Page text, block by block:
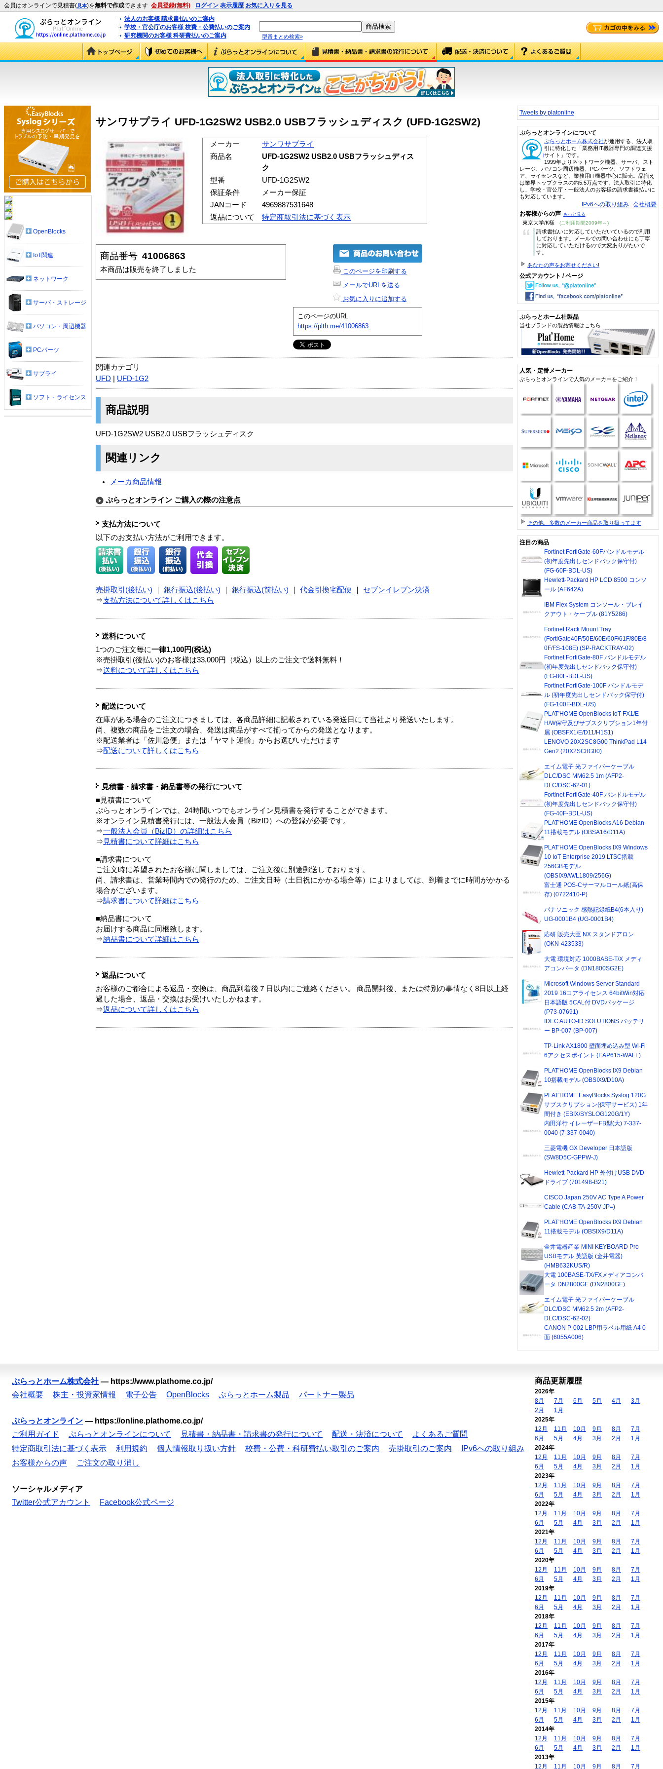
会員はオンラインで見積書(見本)を無料で作成できます 会員登録(無料) ログイン 表示履歴 お気に入りを見る
法人のお客様 請求書払いのご案内
学校・官公庁のお客様 校費・公費払いのご案内
研究機関のお客様 科研費払いのご案内
型番まとめ検索»
サンワサプライ UFD-1G2SW2 USB2.0 USBフラッシュディスク (UFD-1G2SW2)
メーカー
サンワサプライ
商品名
UFD-1G2SW2 USB2.0 USBフラッシュディス
ク
型番
UFD-1G2SW2
保証条件
メーカー保証
JANコード
4969887531648
返品について
特定商取引法に基づく表示
商品番号 41006863
本商品は販売を終了しました
このページを印刷する
メールでURLを送る
お気に入りに追加する
このページのURL
https://plth.me/41006863
関連カテゴリ
UFD
UFD-1G2
商品説明
UFD-1G2SW2 USB2.0 USBフラッシュディスク
関連リンク
メーカ商品情報
ぷらっとオンライン ご購入の際の注意点
支払方法について
以下のお支払い方法がご利用できます。
売掛取引(後払い) 銀行振込(後払い) 銀行振込(前払い) 代金引換宅配便
セブンイレブン決済
⇒支払方法について詳しくはこちら
送料について
1つのご注文毎に一律1,100円(税込)
※売掛取引(後払い)のお客様は33,000円（税込）以上のご注文で送料無料！
⇒送料について詳しくはこちら
配送について
在庫がある場合のご注文につきましては、各商品詳細に記載されている発送日にて当社より発送いたします。
尚、複数の商品をご注文の場合、発送は商品がすべて揃ってからの発送となります。
※配送業者は「佐川急便」または「ヤマト運輸」からお選びいただけます
⇒配送について詳しくはこちら
見積書・請求書・納品書等の発行について
■見積書について
ぷらっとオンラインでは、24時間いつでもオンライン見積書を発行することができます。
※オンライン見積書発行には、一般法人会員（BizID）への登録が必要です。
⇒一般法人会員（BizID）の詳細はこちら
⇒ 見積書について詳細はこちら
■請求書について
ご注文時に希望されたお客様に関しましては、ご注文後に別途郵送しております。
尚、請求書は、営業時間内での発行のため、ご注文日時（土日祝にかかる場合等）によりましては、到着までに時間がかかる
場合がございます。
⇒請求書について詳細はこちら
■納品書について
お届けする商品に同梱致します。
⇒納品書について詳細はこちら
返品について
お客様のご都合による返品・交換は、商品到着後７日以内にご連絡ください。 商品開封後、または特別の事情なく8日以上経
過した場合、返品・交換はお受けいたしかねます。
⇒返品について詳しくはこちら
OpenBlocks
IoT関連
ネットワーク
サーバ・ストレージ
パソコン・周辺機器
PCパーツ
サプライ
ソフト・ライセンス
Tweets by platonline
ぷらっとオンラインについて
ぷらっとホーム株式会社が運用する、法人取
引に特化した「業務用IT機器専門の調達支援
サイト」です。
1999年よりネットワーク機器、サーバ、スト
レージ、パソコン周辺機器、PCパーツ、ソフトウェ
ア、ライセンスなど、業務用IT機器中心に販売。品揃え
は業界トップクラスの約5.5万点です。法人取引に特化
し、学校・官公庁・一般法人のお客様の請求書後払いに
も対応しています。
IPv6への取り組み 会社概要
お客様からの声 もっと見る
東京大学/K様 (ご利用期間2009年～)
“
請求書払いに対応していただいているので利用
しております。メールでの問い合わせにも丁寧
に対応していただけるので大変ありがたいで
す。
あなたの声をお寄せください!
公式アカウント / ページ
ぷらっとホーム社製品
当社ブランドの製品情報はこちら
人気・定番メーカー
ぷらっとオンラインで人気のメーカーをご紹介！
その他、多数のメーカー商品を取り扱ってます
注目の商品
Fortinet FortiGate-60Fバンドルモデル
(初年度先出しセンドバック保守付)
(FG-60F-BDL-US)
Hewlett-Packard HP LCD 8500 コンソ
ール (AF642A)
IBM Flex System コンソール・ブレイ
クアウト・ケーブル (81Y5286)
Fortinet Rack Mount Tray
(FortiGate40F/50E/60E/60F/61F/80E/8
0F/FS-108E) (SP-RACKTRAY-02)
Fortinet FortiGate-80F バンドルモデル
(初年度先出しセンドバック保守付)
(FG-80F-BDL-US)
Fortinet FortiGate-100F バンドルモデ
ル (初年度先出しセンドバック保守付)
(FG-100F-BDL-US)
PLAT'HOME OpenBlocks IoT FX1/E
H/W保守及びサブスクリプション1年付
属 (OBSFX1/E/D11/H1S1)
LENOVO 20X2SC8G00 ThinkPad L14
Gen2 (20X2SC8G00)
エイム電子 光ファイバーケーブル
DLC/DSC MM62.5 1m (AFP2-
DLC/DSC-62-01)
Fortinet FortiGate-40F バンドルモデル
(初年度先出しセンドバック保守付)
(FG-40F-BDL-US)
PLAT'HOME OpenBlocks A16 Debian
11搭載モデル (OBSA16/D11A)
PLAT'HOME OpenBlocks IX9 Windows
10 IoT Enterprise 2019 LTSC搭載
256GBモデル
(OBSIX9/W/L1809/256G)
富士通 POS-Cサーマルロール紙(高保
存) (0722410-P)
パナソニック 感熱記録紙B4(6本入り)
UG-0001B4 (UG-0001B4)
応研 販売大臣 NX スタンドアロン
(OKN-423533)
大電 環境対応 1000BASE-T/X メディ
アコンバータ (DN1800SG2E)
Microsoft Windows Server Standard
2019 16コアライセンス 64bitWin対応
日本語版 5CAL付 DVDパッケージ
(P73-07691)
IDEC AUTO-ID SOLUTIONS バッテリ
ー BP-007 (BP-007)
TP-Link AX1800 壁面埋め込み型 Wi-Fi
6アクセスポイント (EAP615-WALL)
PLAT'HOME OpenBlocks IX9 Debian
10搭載モデル (OBSIX9/D10A)
PLAT'HOME EasyBlocks Syslog 120G
サブスクリプション(保守サービス) 1年
間付き (EBIX/SYSLOG120G/1Y)
内田洋行 イレーザーFB型(大) 7-337-
0040 (7-337-0040)
三菱電機 GX Developer 日本語版
(SW8D5C-GPPW-J)
Hewlett-Packard HP 外付けUSB DVD
ドライブ (701498-B21)
CISCO Japan 250V AC Type A Power
Cable (CAB-TA-250V-JP=)
PLAT'HOME OpenBlocks IX9 Debian
11搭載モデル (OBSIX9/D11A)
金井電器産業 MINI KEYBOARD Pro
USBモデル 英語版 (金井電器)
(HMB632KUS/R)
大電 100BASE-TX/FXメディアコンバ
ータ DN2800GE (DN2800GE)
エイム電子 光ファイバーケーブル
DLC/DSC MM62.5 2m (AFP2-
DLC/DSC-62-02)
CANON P-002 LBP用ラベル用紙 A4 0
面 (6055A006)
ぷらっとホーム株式会社 — https://www.plathome.co.jp/
会社概要
株主・投資家情報 電子公告 OpenBlocks ぷらっとホーム製品 パートナー製品
ぷらっとオンライン — https://online.plathome.co.jp/
ご利用ガイド
ぷらっとオンラインについて 見積書・納品書・請求書の発行について 配送・決済について
よくあるご質問
特定商取引法に基づく表示
利用規約 個人情報取り扱い方針 校費・公費・科研費払い取引のご案内 売掛取引のご案内
IPv6への取り組み
お客様からの声
ご注文の取り消し
ソーシャルメディア
Twitter公式アカウント
Facebook公式ページ
商品更新履歴
2026年
8月
7月 6月 5月 4月
3月
2月
1月
2025年
12月
11月 10月 9月 8月
7月
6月
5月 4月 3月 2月
1月
2024年
12月
11月 10月 9月 8月
7月
6月
5月 4月 3月 2月
1月
2023年
12月
11月 10月 9月 8月
7月
6月
5月 4月 3月 2月
1月
2022年
12月
11月 10月 9月 8月
7月
6月
5月 4月 3月 2月
1月
2021年
12月
11月 10月 9月 8月
7月
6月
5月 4月 3月 2月
1月
2020年
12月
11月 10月 9月 8月
7月
6月
5月 4月 3月 2月
1月
2019年
12月
11月 10月 9月 8月
7月
6月
5月 4月 3月 2月
1月
2018年
12月
11月 10月 9月 8月
7月
6月
5月 4月 3月 2月
1月
2017年
12月
11月 10月 9月 8月
7月
6月
5月 4月 3月 2月
1月
2016年
12月
11月 10月 9月 8月
7月
6月
5月 4月 3月 2月
1月
2015年
12月
11月 10月 9月 8月
7月
6月
5月 4月 3月 2月
1月
2014年
12月
11月 10月 9月 8月
7月
6月
5月 4月 3月 2月
1月
2013年
12月
11月 10月 9月 8月 7月